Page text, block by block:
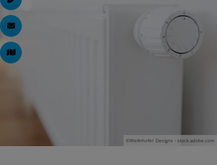
©Wellnhofer Designs - stock.adobe.com
schließen
und schließen
schließen